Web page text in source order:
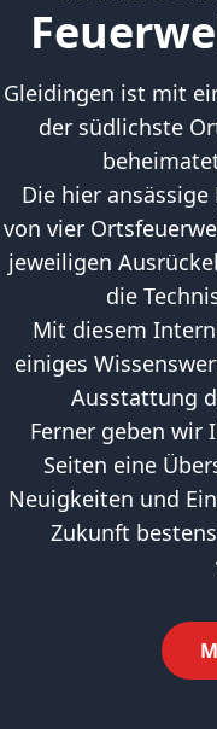
Gleidingen ist mit
der südlichste
Die hier
von vier
jeweiligen
die
Mit diesem
einiges
Ausstattung
Ferner geben wir
Seiten eine
Neuigkeiten und
Zukunft